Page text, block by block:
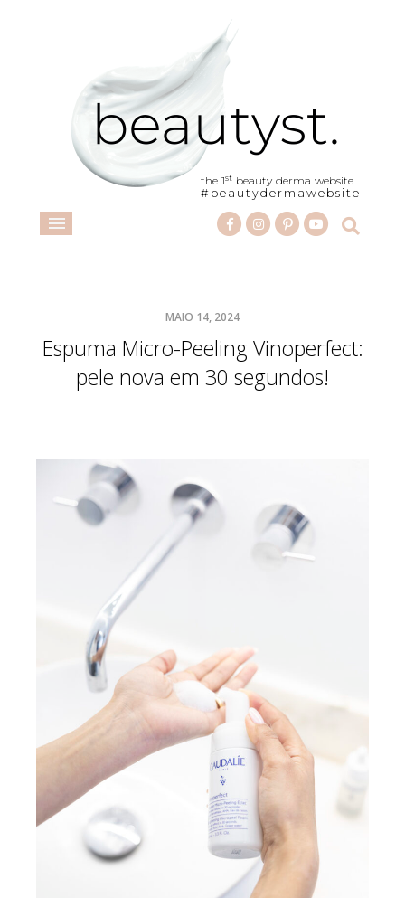
the 1st beauty derma website
#beautydermawebsite
MAIO 14, 2024
Espuma Micro-Peeling Vinoperfect:
pele nova em 30 segundos!